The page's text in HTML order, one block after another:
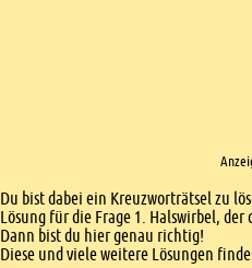
Einleitung
Du bist dabei ein Kreuzworträtsel zu
Lösung für die Frage 1. Halswirbel,
Dann bist du hier genau richtig!
Diese und viele weitere Lösungen